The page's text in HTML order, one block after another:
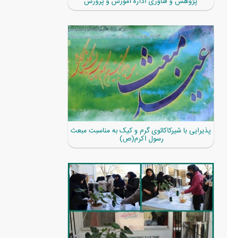
پذیرایی با شیرکاکائوی گرم و کیک به مناسبت مبعث
رسول اکرم(ص)